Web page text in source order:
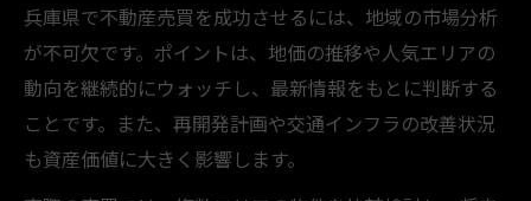
兵庫県で不動産売買を成功させるには、地域の市場分析
が不可欠です。ポイントは、地価の推移や人気エリアの
動向を継続的にウォッチし、最新情報をもとに判断する
ことです。また、再開発計画や交通インフラの改善状況
も資産価値に大きく影響します。